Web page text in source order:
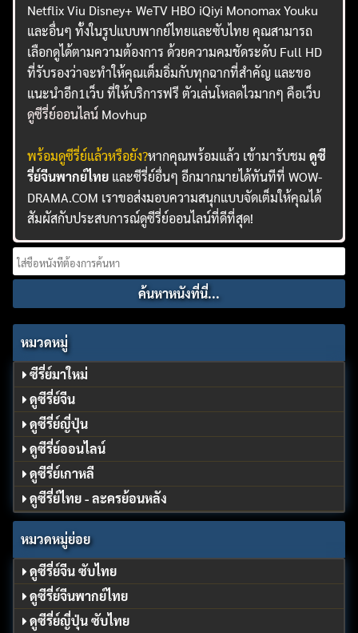
Netflix Viu Disney+ WeTV HBO iQiyi Monomax Youku
และอื่นๆ ทั้งในรูปแบบพากย์ไทยและซับไทย คุณสามารถ
เลือกดูได้ตามความต้องการ ด้วยความคมชัดระดับ Full HD
ที่รับรองว่าจะทำให้คุณเต็มอิ่มกับทุกฉากที่สำคัญ และขอ
แนะนำอีก1เว็บ ที่ให้บริการฟรี ตัวเล่นโหลดไวมากๆ คือเว็บ
ดูซีรี่ย์ออนไลน์ Movhup
พร้อมดูซีรี่ย์แล้วหรือยัง?หากคุณพร้อมแล้ว เข้ามารับชมดูซี
รี่ย์จีนพากย์ไทย และซีรี่ย์อื่นๆ อีกมากมายได้ทันทีที่ WOW-
DRAMA.COM เราขอส่งมอบความสนุกแบบจัดเต็มให้คุณได้
สัมผัสกับประสบการณ์ดูซีรี่ย์ออนไลน์ที่ดีที่สุด!
Search
for:
หมวดหมู่
ซีรี่ย์มาใหม่
ดูซีรี่ย์จีน
ดูซีรี่ย์ญี่ปุ่น
ดูซีรี่ย์ออนไลน์
ดูซีรี่ย์เกาหลี
ดูซีรี่ย์ไทย - ละครย้อนหลัง
หมวดหมู่ย่อย
ดูซีรี่ย์จีน ซับไทย
ดูซีรี่ย์จีนพากย์ไทย
ดูซีรี่ย์ญี่ปุ่น ซับไทย